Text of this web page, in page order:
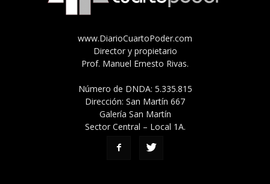
www.DiarioCuartoPoder.com
Director y propietario
Prof. Manuel Ernesto Rivas.
Número de DNDA: 5.335.815
Dirección: San Martín 667
Galería San Martín
Sector Central – Local 1A.